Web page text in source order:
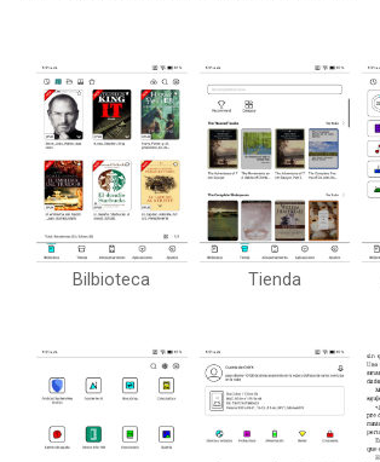
Bilbioteca Tienda